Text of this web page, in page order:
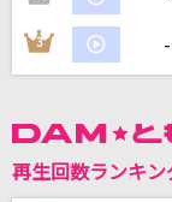
3
再生回数ランキン